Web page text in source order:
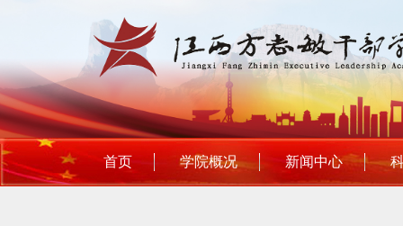
首页 学院概况 新闻中心